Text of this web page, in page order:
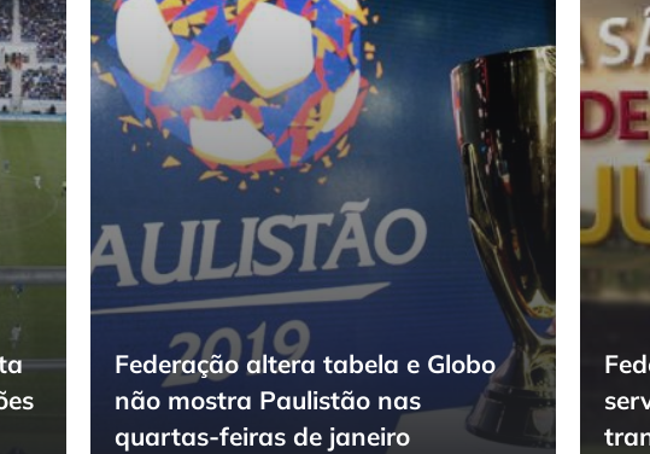
Federação altera tabela e Globo
não mostra Paulistão nas
quartas-feiras de janeiro